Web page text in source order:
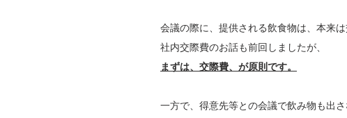
会議の際に、提供される飲食物は、本来は
社内交際費のお話も前回しましたが、
まずは、交際費、が原則です。
一方で、得意先等との会議で飲み物も出さ